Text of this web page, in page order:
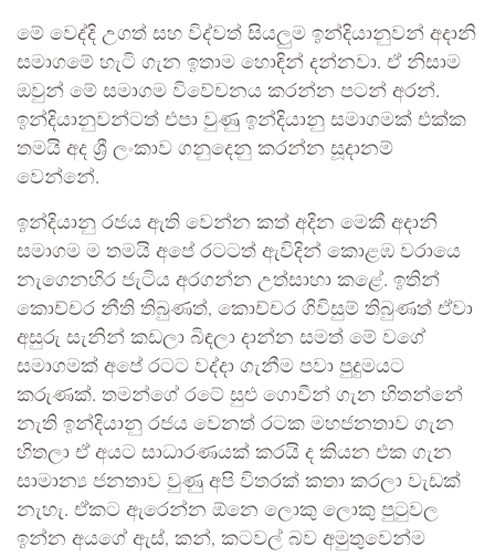
මේ වෙද්දි උගත් සහ විද්වත් සියලුම ඉන්දියානුවන් අදානි
සමාගමේ හැටි ගැන ඉතාම හොඳින් දන්නවා. ඒ නිසාම
ඔවුන් මේ සමාගම විවේචනය කරන්න පටන් අරන්.
ඉන්දියානුවන්ටත් එපා වුණු ඉන්දියානු සමාගමක් එක්ක
තමයි අද ශ්‍රී ලංකාව ගනුදෙනු කරන්න සූදානම්
වෙන්නේ.
ඉන්දියානු රජය ඇති වෙන්න කත් අදින මෙකී අදානි
සමාගම ම තමයි අපේ රටටත් ඇවිදින් කොළඹ වරායෙ
නැගෙනහිර ජැටිය අරගන්න උත්සාහා කළේ. ඉතින්
කොච්චර නීති තිබුණත්, කොච්චර ගිවිසුම් තිබුණත් ඒවා
අසුරු සැනින් කඩලා බිඳලා දාන්න සමත් මේ වගේ
සමාගමක් අපේ රටට වද්දා ගැනීම පවා පුදුමයට
කරුණක්. තමන්ගේ රටේ සුළු ගොවීන් ගැන හිතන්නේ
නැති ඉන්දියානු රජය වෙනත් රටක මහජනතාව ගැන
හිතලා ඒ අයට සාධාරණයක් කරයි ද කියන එක ගැන
සාමාන්‍ය ජනතාව වුණු අපි විතරක් කතා කරලා වැඩක්
නැහැ. ඒකට ඇරෙන්න ඕනෙ ලොකු ලොකු පුටුවල
ඉන්න අයගේ ඇස්, කන්, කටවල් බව අමුතුවෙන්ම